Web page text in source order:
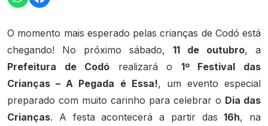
O momento mais esperado pelas crianças de Codó está
chegando! No próximo sábado, 11 de outubro, a
Prefeitura de Codó realizará o 1º Festival das
Crianças – A Pegada é Essa!, um evento especial
preparado com muito carinho para celebrar o Dia das
Crianças. A festa acontecerá a partir das16h, na